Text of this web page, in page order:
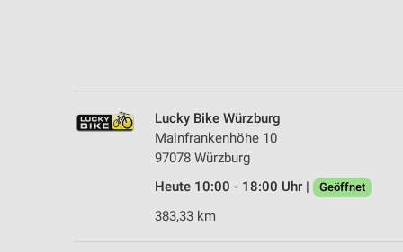
Lucky Bike Würzburg
Mainfrankenhöhe 10
97078 Würzburg
Heute 10:00 - 18:00 Uhr |
Geöffnet
383,33 km
Verwendung reduzierter Daten zur Auswahl von Inhalten
Verwendung genauer Standortdaten